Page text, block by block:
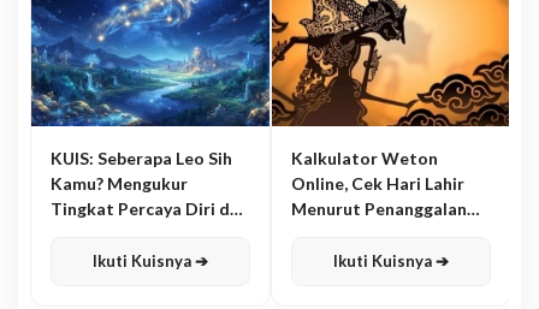
KUIS: Seberapa Leo Sih
Kamu? Mengukur
Tingkat Percaya Diri dan
Ikuti Kuisnya ➔
Kalkulator Weton
Online, Cek Hari Lahir
Menurut Penanggalan
Ikuti Kuisnya ➔